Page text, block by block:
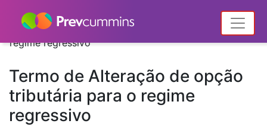
Home
Formulários
Termo de Alteração de opção tributária para o
regime regressivo
Termo de Alteração de opção
tributária para o regime
regressivo